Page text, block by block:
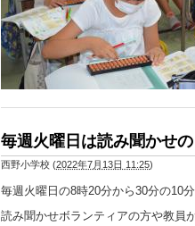
毎週火曜日は読み聞かせ
西野小学校 (2022年7月13日 11:25)
毎週火曜日の8時20分から30分の10
読み聞かせボランティアの方や教員